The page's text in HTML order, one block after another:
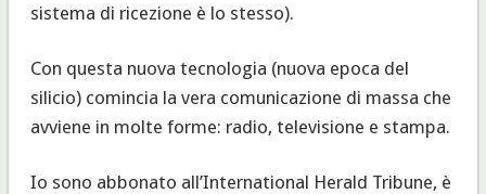
sistema di ricezione è lo stesso).
Con questa nuova tecnologia (nuova epoca del
silicio) comincia la vera comunicazione di massa che
avviene in molte forme: radio, televisione e stampa.
Io sono abbonato all’International Herald Tribune, è